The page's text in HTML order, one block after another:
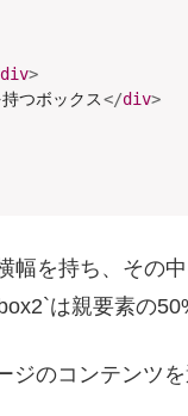
div>
つボックス</div>
幅を持ち、その
は親要素の
ジのコンテンツ